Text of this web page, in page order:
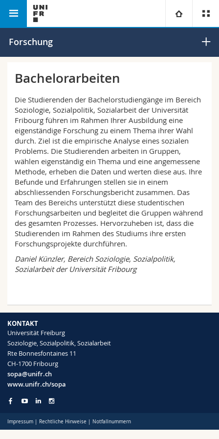
Universität
Forschung
Universität
Weiterbildung
Rechtswissenschaftliche Fak.
Wirtschafts- und Sozialwissenschaftliche Fak.
Philosophische Fak.
Fak. für Erziehungs- und Bildungswissenschaften
Math.-Nat. und Med. Fak.
Studieninteressierte
Studierende
Medien
Forschende
Mitarbeitende
Ressourcen
Personenverzeichnis
Ortsplan
Bibliotheken
Webmail
Vorlesungsverzeichnis
Philosophische
Fakultät
und globale Entwicklung
Soziologie,
Sozialpolitik,
Sozialarbeit
Forschung
Bachelorarbeiten
Die Studierenden der Bachelorstudiengänge im Bereich
Soziologie, Sozialpolitik, Sozialarbeit der Universität
Fribourg führen im Rahmen Ihrer Ausbildung eine
eigenständige Forschung zu einem Thema ihrer Wahl
durch. Ziel ist die empirische Analyse eines sozialen
Problems. Die Studierenden arbeiten in Gruppen,
wählen eigenständig ein Thema und eine angemessene
Methode, erheben die Daten und werten diese aus. Ihre
Befunde und Erfahrungen stellen sie in einem
abschliessenden Forschungsbericht zusammen. Das
Team des Bereichs unterstützt diese studentischen
Forschungsarbeiten und begleitet die Gruppen während
des gesamten Prozesses. Hervorzuheben ist, dass die
Studierenden im Rahmen des Studiums ihre ersten
Forschungsprojekte durchführen.
Daniel Künzler, Bereich Soziologie, Sozialpolitik,
Sozialarbeit der Universität Fribourg
KONTAKT
Universität Freiburg
Soziologie, Sozialpolitik, Sozialarbeit
Rte Bonnesfontaines 11
CH-1700 Fribourg
sopa@unifr.ch
www.unifr.ch/sopa
Impressum | Rechtliche Hinweise | Notfallnummern